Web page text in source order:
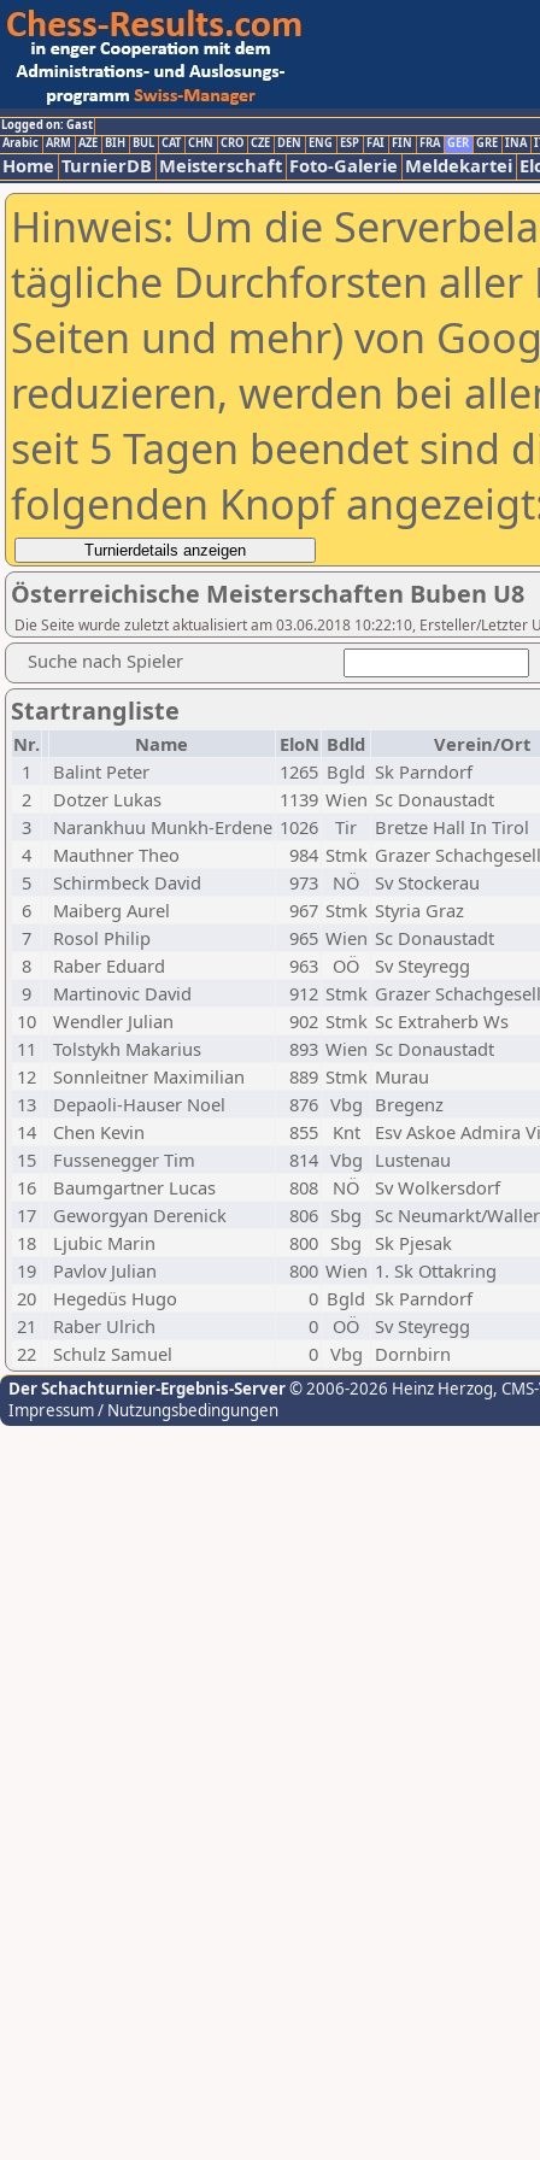
Logged on: Gast
Arabic ARM AZE BIH BUL CAT CHN CRO CZE DEN ENG ESP FAI FIN FRA GER GRE INA
Home TurnierDB Meisterschaft Foto-Galerie Meldekartei
Hinweis: Um die
tägliche Durchforsten aller
Seiten und mehr) von
reduzieren, werden bei
seit 5 Tagen beendet sind
folgenden Knopf
Österreichische Meisterschaften Buben U8
Die Seite wurde zuletzt aktualisiert am 03.06.2018 10:22:10, Ersteller/Letzter
Suche nach Spieler
Startrangliste
Nr. Name EloN Bdld
Verein/Ort
1
Balint Peter 1265 Bgld Sk Parndorf
2
Dotzer Lukas 1139 Wien Sc Donaustadt
3
Narankhuu Munkh-Erdene 1026 Tir
Bretze Hall In Tirol
4
Mauthner Theo 984 Stmk Grazer
5
Schirmbeck David 973 NÖ
Sv Stockerau
6
Maiberg Aurel 967 Stmk Styria Graz
7
Rosol Philip 965 Wien Sc Donaustadt
8
Raber Eduard 963 OÖ
Sv Steyregg
9
Martinovic David 912 Stmk Grazer
10
Wendler Julian 902 Stmk Sc Extraherb Ws
11
Tolstykh Makarius 893 Wien Sc Donaustadt
12
Sonnleitner Maximilian 889 Stmk Murau
13
Depaoli-Hauser Noel 876 Vbg Bregenz
14
Chen Kevin 855 Knt
Esv Askoe Admira
15
Fussenegger Tim 814 Vbg Lustenau
16
Baumgartner Lucas 808 NÖ
Sv Wolkersdorf
17
Geworgyan Derenick 806 Sbg
Sc Neumarkt/
18
Ljubic Marin 800 Sbg
Sk Pjesak
19
Pavlov Julian 800 Wien 1. Sk Ottakring
20
Hegedüs Hugo 0 Bgld Sk Parndorf
21
Raber Ulrich 0 OÖ
Sv Steyregg
22
Schulz Samuel 0 Vbg Dornbirn
Der Schachturnier-Ergebnis-Server© 2006-2026 Heinz Herzog,
Impressum / Nutzungsbedingungen